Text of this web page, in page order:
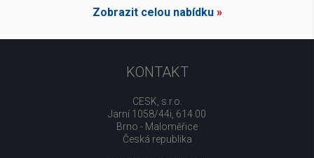
Zobrazit celou nabídku»
KONTAKT
CESK, s.r.o.
Jarní 1058/44i, 614 00
Brno - Maloměřice
Česká republika